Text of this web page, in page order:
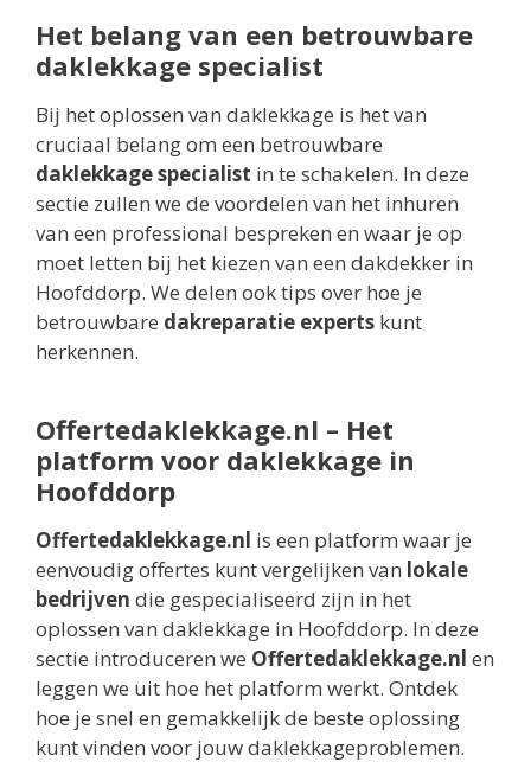
Het belang van een betrouwbare
daklekkage specialist
Bij het oplossen van daklekkage is het van
cruciaal belang om een betrouwbare
daklekkage specialist in te schakelen. In deze
sectie zullen we de voordelen van het inhuren
van een professional bespreken en waar je op
moet letten bij het kiezen van een dakdekker in
Hoofddorp. We delen ook tips over hoe je
betrouwbare dakreparatie experts kunt
herkennen.
Offertedaklekkage.nl – Het
platform voor daklekkage in
Hoofddorp
Offertedaklekkage.nl is een platform waar je
eenvoudig offertes kunt vergelijken van lokale
bedrijven die gespecialiseerd zijn in het
oplossen van daklekkage in Hoofddorp. In deze
sectie introduceren we Offertedaklekkage.nl en
leggen we uit hoe het platform werkt. Ontdek
hoe je snel en gemakkelijk de beste oplossing
kunt vinden voor jouw daklekkageproblemen.